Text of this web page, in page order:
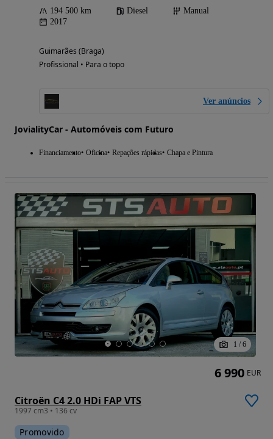
194 500 km Diesel
Manual
2017
Guimarães (Braga)
Profissional • Para o topo
Ver anúncios
JovialityCar - Automóveis com Futuro
Financiamento Oficina Repações rápidas Chapa e Pintura
1 / 6
Citroën C4 2.0 HDi FAP VTS
1997 cm3 • 136 cv
Promovido
6 990 EUR